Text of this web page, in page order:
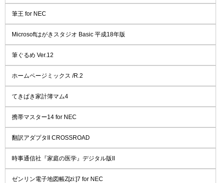
筆王 for NEC
Microsoftはがきスタジオ Basic 平成18年版
筆ぐるめ Ver.12
ホームページミックス /R.2
てきぱき家計簿マム4
携帯マスター14 for NEC
翻訳アダプタII CROSSROAD
時事通信社『家庭の医学』デジタル版II
ゼンリン電子地図帳Z[zi:]7 for NEC